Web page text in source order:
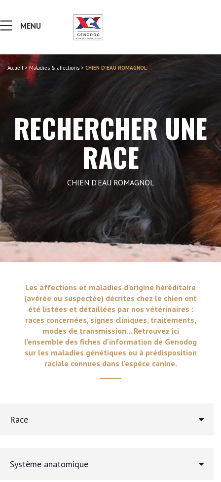
MALADIES & AFFECTIONS
NOTIONS DE GÉNÉTIQUE
RECHERCHER UNE RACE
LEXIQUE
VERS LE SITE SCC.ASSO.FR
MENU
Accueil>Maladies & affections > CHIEN D’EAU ROMAGNOL
RECHERCHER UNE
RACE
CHIEN D’EAU ROMAGNOL
Les affections et maladies d'origine héréditaire
(avérée ou suspectée) décrites chez le chien ont
été listées et détaillées par nos vétérinaires :
races concernées, signes cliniques, traitements,
modes de transmission... Retrouvez ici
l'ensemble des fiches d'information de Genodog
sur les maladies génétiques ou à prédisposition
raciale connues dans l'espèce canine.
Race
Système anatomique